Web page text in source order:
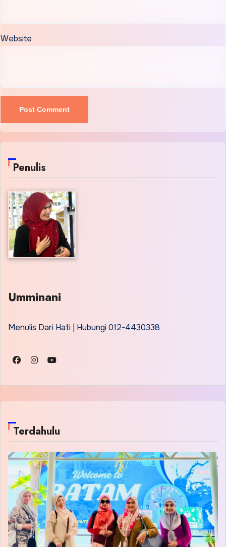
Website
Penulis
Umminani
Menulis Dari Hati | Hubungi 012-4430338
Terdahulu